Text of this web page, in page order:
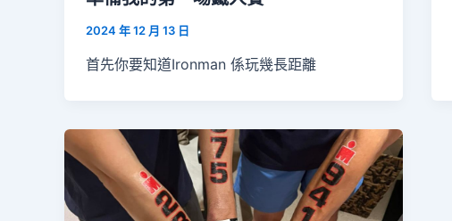
2024 年 12 月 13 日
首先你要知道Ironman 係玩幾長距離